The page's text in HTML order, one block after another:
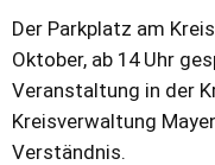
Der Parkplatz am
Oktober, ab 14 Uhr
Veranstaltung in der
Kreisverwaltung
Verständnis.